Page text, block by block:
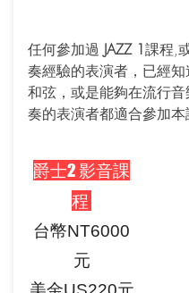
任何參加過 JAZZ 1課程,
奏經驗的表演者，已經
和弦，或是能夠在流行
奏的表演者都適合參加本
爵士2 影音課
程
台幣NT6000
元